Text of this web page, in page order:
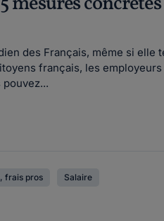
des Français, même si elle
français, les
frais pros Salaire